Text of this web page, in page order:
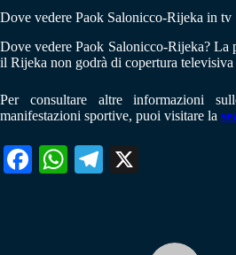
Dove vedere Paok Salonicco-Rijeka in tv
Dove vedere Paok Salonicco-Rijeka? La
il Rijeka non godrà di copertura
Per consultare altre informazioni
manifestazioni sportive, puoi visitare la
Fa W
Te